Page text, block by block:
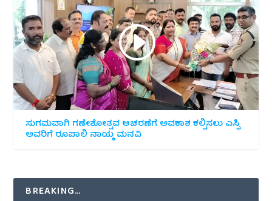
ಸುಗಮವಾಗಿ ಗಣೇಶೋತ್ಸವ ಆಚರಣೆಗೆ ಅವಕಾಶ ಕಲ್ಪಿಸಲು ಎಸ್ಪಿ
ಅವರಿಗೆ ರೂಪಾಲಿ ನಾಯ್ಕ ಮನವಿ
BREAKING…